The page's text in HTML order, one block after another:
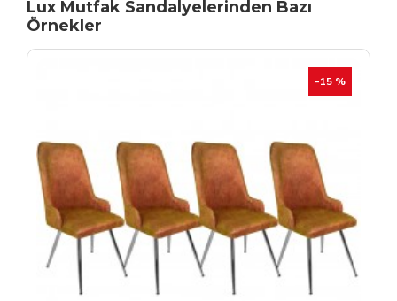
Lux Mutfak Sandalyelerinden Bazı
Örnekler
YENI
İHRAÇ FAZLASI
-20 %